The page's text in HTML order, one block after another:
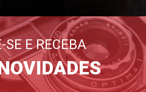
SE E RECEBA